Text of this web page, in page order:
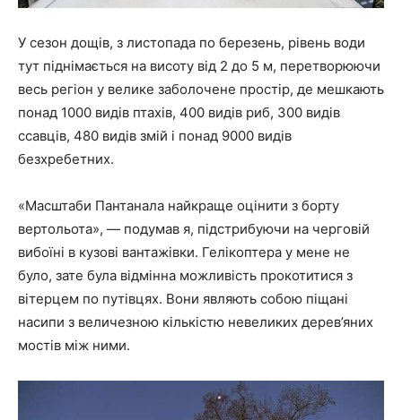
У сезон дощів, з листопада по березень, рівень води
тут піднімається на висоту від 2 до 5 м, перетворюючи
весь регіон у велике заболочене простір, де мешкають
понад 1000 видів птахів, 400 видів риб, 300 видів
ссавців, 480 видів змій і понад 9000 видів
безхребетних.
«Масштаби Пантанала найкраще оцінити з борту
вертольота», — подумав я, підстрибуючи на черговій
вибоїні в кузові вантажівки. Гелікоптера у мене не
було, зате була відмінна можливість прокотитися з
вітерцем по путівцях. Вони являють собою піщані
насипи з величезною кількістю невеликих дерев’яних
мостів між ними.